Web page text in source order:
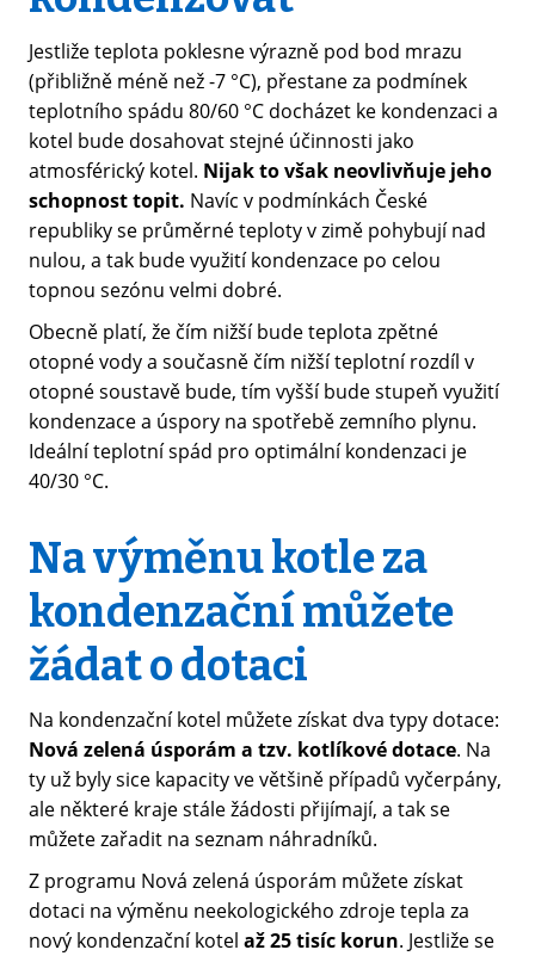
Jestliže teplota poklesne výrazně pod bod mrazu
(přibližně méně než -7 °C), přestane za podmínek
teplotního spádu 80/60 °C docházet ke kondenzaci a
kotel bude dosahovat stejné účinnosti jako
atmosférický kotel. Nijak to však neovlivňuje jeho
schopnost topit. Navíc v podmínkách České
republiky se průměrné teploty v zimě pohybují nad
nulou, a tak bude využití kondenzace po celou
topnou sezónu velmi dobré.
Obecně platí, že čím nižší bude teplota zpětné
otopné vody a současně čím nižší teplotní rozdíl v
otopné soustavě bude, tím vyšší bude stupeň využití
kondenzace a úspory na spotřebě zemního plynu.
Ideální teplotní spád pro optimální kondenzaci je
40/30 °C.
Na výměnu kotle za
kondenzační můžete
žádat o dotaci
Na kondenzační kotel můžete získat dva typy dotace:
Nová zelená úsporám a tzv. kotlíkové dotace. Na
ty už byly sice kapacity ve většině případů vyčerpány,
ale některé kraje stále žádosti přijímají, a tak se
můžete zařadit na seznam náhradníků.
Z programu Nová zelená úsporám můžete získat
dotaci na výměnu neekologického zdroje tepla za
nový kondenzační kotel až 25 tisíc korun. Jestliže se